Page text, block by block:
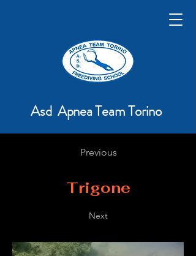
Asd Apnea Team Torino
Previous
Trigone
Next